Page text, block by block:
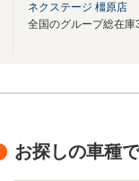
ネクステージ 橿原店
お探しの車種